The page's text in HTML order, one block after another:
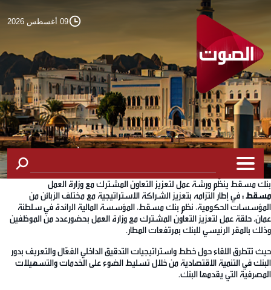
09 أغسطس 2026
بنك مسقط ينظّم ورشة عمل لتعزيز التعاون المشترك مع وزارة العمل
مسقط :في إطار التزامه بتعزيز الشراكة الاستراتيجية مع مختلف الزبائن من
المؤسسات الحكومية، نظم بنك مسقط، المؤسسة المالية الرائدة في سلطنة
عمان، حلقة عمل لتعزيز التعاون المشترك مع وزارة العمل بحضورعدد من الموظفين
وذلك بالمقر الرئيسي للبنك بمرتفعات المطار.
حيث تتطرق اللقاء حول خطط واستراتيجيات التدقيق الداخلي الفعّال والتعريف بدور
البنك في التنمية الاقتصادية من خلال تسليط الضوء على الخدمات والتسهيلات
المصرفية التي يقدمها البنك.